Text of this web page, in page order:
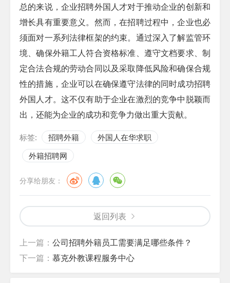
总的来说，企业招聘外国人才对于推动企业的创新和
增长具有重要意义。然而，在招聘过程中，企业也必
须面对一系列法律框架的约束。通过深入了解监管环
境、确保外籍工人符合资格标准、遵守文档要求、制
定合法合规的劳动合同以及采取降低风险和确保合规
性的措施，企业可以在确保遵守法律的同时成功招聘
外国人才。这不仅有助于企业在激烈的竞争中脱颖而
出，还能为企业的成功和竞争力做出重大贡献。
标签: 招聘外籍
外国人在华求职
外籍招聘网
分享给朋友：
返回列表
上一篇： 公司招聘外籍员工需要满足哪些条件？
下一篇： 慕克外教课程服务中心